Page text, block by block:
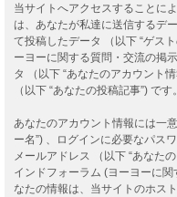
当サイトへアクセスすることに
は、あなたが私達に送信するデ
て投稿したデータ （以下 “ゲス
ーヨーに関する質問・交流の掲
タ （以下 “あなたのアカウント
（以下 “あなたの投稿記事”) です。
あなたのアカウント情報には一
ー名”) 、ログインに必要なパス
メールアドレス （以下 “あなた
インドフォーラム (ヨーヨーに
なたの情報は、当サイトのホス